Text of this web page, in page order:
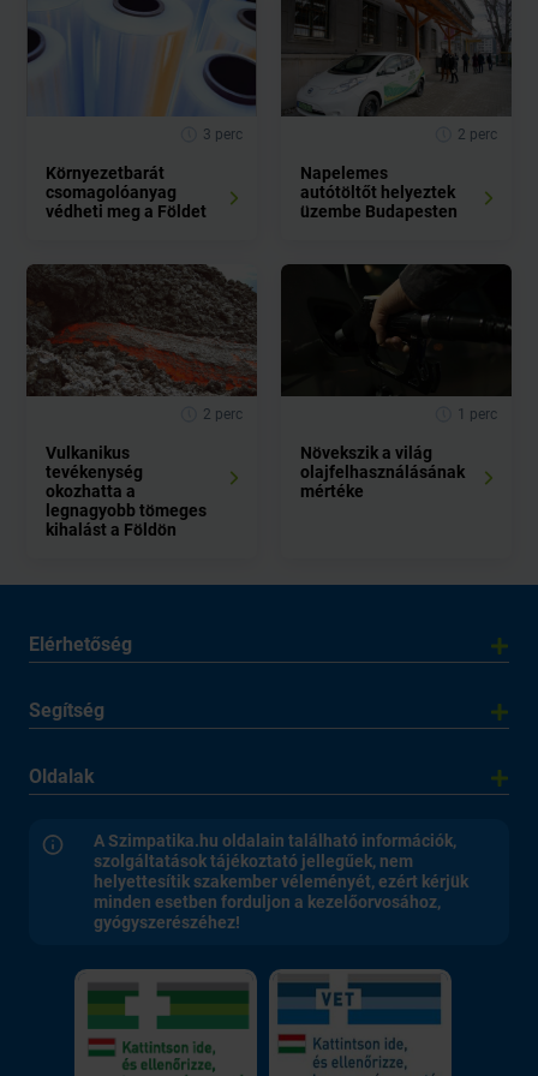
3 perc
Környezetbarát
csomagolóanyag
védheti meg a Földet
2 perc
Napelemes
autótöltőt helyeztek
üzembe Budapesten
2 perc
Vulkanikus
tevékenység
okozhatta a
legnagyobb tömeges
kihalást a Földön
1 perc
Növekszik a világ
olajfelhasználásának
mértéke
Elérhetőség
Segítség
Oldalak
A Szimpatika.hu oldalain található információk,
szolgáltatások tájékoztató jellegűek, nem
helyettesítik szakember véleményét, ezért kérjük
minden esetben forduljon a kezelőorvosához,
gyógyszerészéhez!